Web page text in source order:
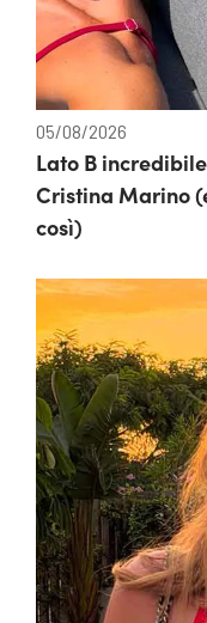
05/08/2026
Lato B
Cristina Marino
così)